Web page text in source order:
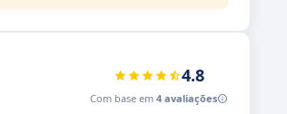
4.8
Com base em 4 avaliações